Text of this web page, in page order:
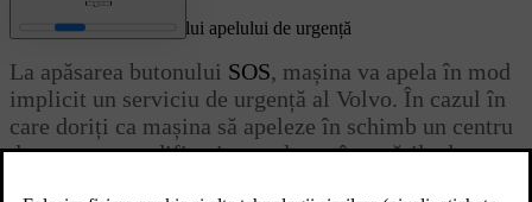
Modificarea destinatarului apelului de urgență
La apăsarea butonului SOS, mașina va apela în mod
implicit un serviciu de urgență al Volvo. În cazul în
care doriți ca mașina să apeleze în schimb un centru
de urgențe, modificați acest lucru în setările de